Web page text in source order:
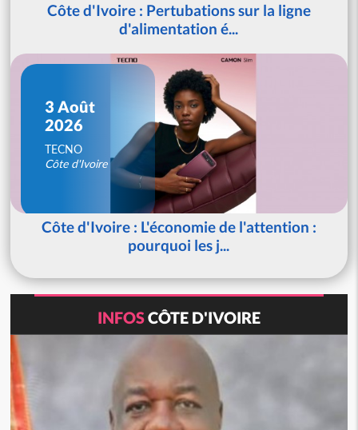
Côte d'Ivoire : Pertubations sur la ligne
d'alimentation é...
3 Août
2026
TECNO
Côte d'Ivoire
Côte d'Ivoire : L'économie de l'attention :
pourquoi les j...
INFOSCÔTE D'IVOIRE